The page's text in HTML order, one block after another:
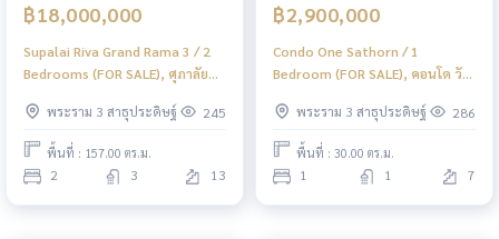
฿18,000,000
Supalai Riva Grand Rama 3 / 2
Bedrooms (FOR SALE), ศุภาลัย
(ขาย) PT123
พระราม 3 สาธุประดิษฐ์ 245
พื้นที่ : 157.00 ตร.ม.
2 3 13
฿2,900,000
Condo One Sathorn / 1
Bedroom (FOR SALE), คอนโด วัน
พระราม 3 สาธุประดิษฐ์
286
พื้นที่ : 30.00 ตร.ม.
1 1 7